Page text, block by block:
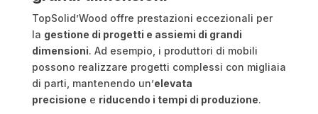
TopSolid’Wood offre prestazioni eccezionali per
la gestione di progetti e assiemi di grandi
dimensioni. Ad esempio, i produttori di mobili
possono realizzare progetti complessi con migliaia
di parti, mantenendo un’elevata
precisione e riducendo i tempi di produzione.